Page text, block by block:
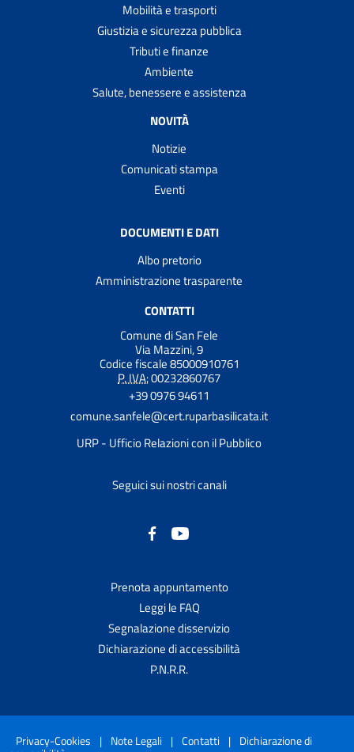
Mobilità e trasporti
Giustizia e sicurezza pubblica
Tributi e finanze
Ambiente
Salute, benessere e assistenza
NOVITÀ
Notizie
Comunicati stampa
Eventi
DOCUMENTI E DATI
Albo pretorio
Amministrazione trasparente
CONTATTI
Comune di San Fele
Via Mazzini, 9
Codice fiscale 85000910761
P. IVA:00232860767
+39 0976 94611
comune.sanfele@cert.ruparbasilicata.it
URP - Ufficio Relazioni con il Pubblico
Seguici sui nostri canali
Prenota appuntamento
Leggi le FAQ
Segnalazione disservizio
Dichiarazione di accessibilità
P.N.R.R.
Privacy-Cookies | Note Legali | Contatti | Dichiarazione di